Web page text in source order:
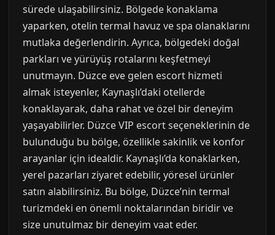
sürede ulaşabilirsiniz. Bölgede konaklama
yaparken, otelin termal havuz ve spa olanaklarını
mutlaka değerlendirin. Ayrıca, bölgedeki doğal
parkları ve yürüyüş rotalarını keşfetmeyi
unutmayın. Düzce eve gelen escort hizmeti
almak isteyenler, Kaynaşlı’daki otellerde
konaklayarak, daha rahat ve özel bir deneyim
yaşayabilirler. Düzce VIP escort seçeneklerinin de
bulunduğu bu bölge, özellikle sakinlik ve konfor
arayanlar için idealdir. Kaynaşlı’da konaklarken,
yerel pazarları ziyaret edebilir, yöresel ürünler
satın alabilirsiniz. Bu bölge, Düzce’nin termal
turizmdeki en önemli noktalarından biridir ve
size unutulmaz bir deneyim vaat eder.